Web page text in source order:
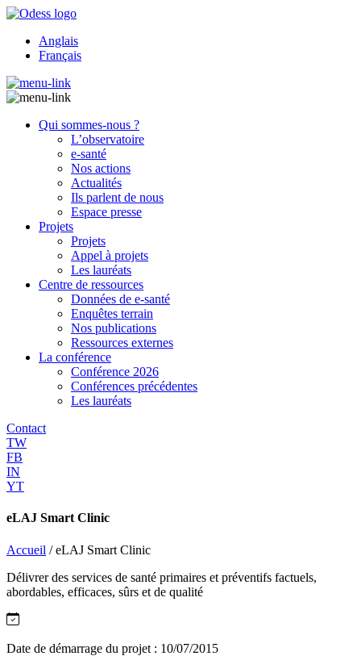
Anglais
Français
Qui sommes-nous ?
L’observatoire
e-santé
Nos actions
Actualités
Ils parlent de nous
Espace presse
Projets
Projets
Appel à projets
Les lauréats
Centre de ressources
Données de e-santé
Enquêtes terrain
Nos publications
Ressources externes
La conférence
Conférence 2026
Conférences précédentes
Les lauréats
Contact
TW
FB
IN
YT
eLAJ Smart Clinic
Accueil /eLAJ Smart Clinic
Délivrer des services de santé primaires et préventifs factuels,
abordables, efficaces, sûrs et de qualité
Date de démarrage du projet : 10/07/2015